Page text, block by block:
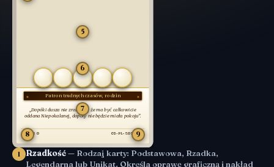
Patron trudnych czasów, rodzin
„Dopóki dusza nie zrozumie, że ma być całkowicie
oddana Niepokalanej, dopóty nie będzie miała pokoju”.
001/030 CS-PL-2026-001
5
6
7
8 9
1 Rzadkość— Rodzaj karty: Podstawowa, Rzadka,
Legendarna lub Unikat. Określa oprawę graficzną i nakład